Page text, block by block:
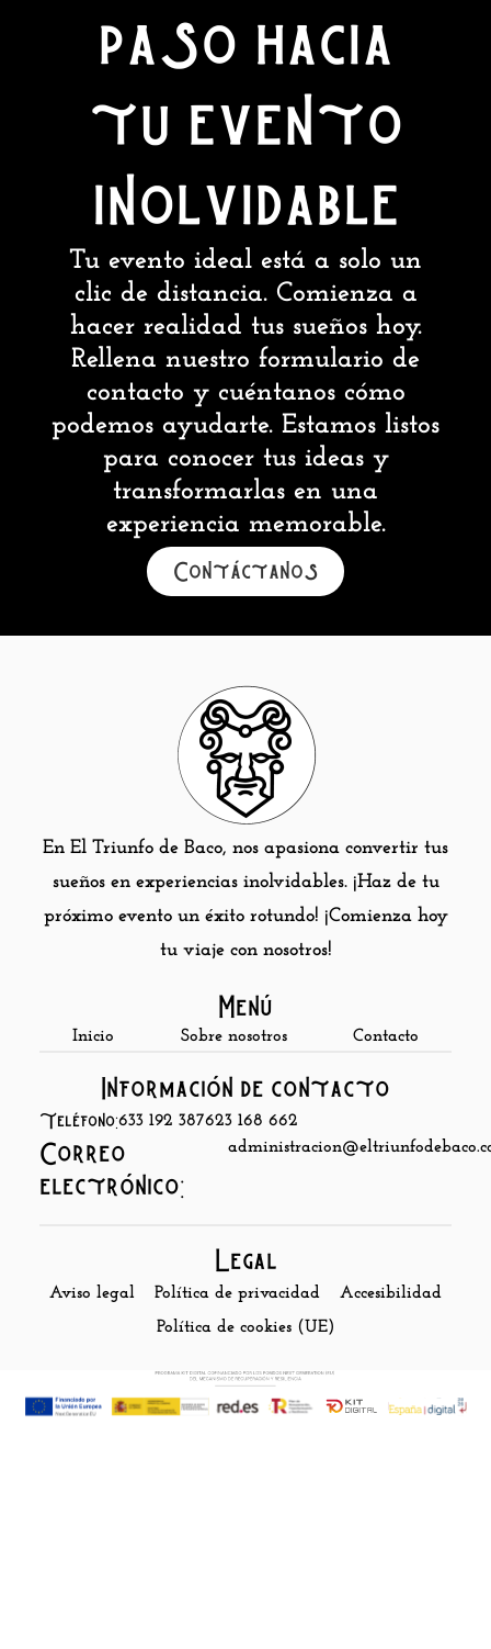
paso hacia
tu evento
inolvidable
Tu evento ideal está a solo un
clic de distancia. Comienza a
hacer realidad tus sueños hoy.
Rellena nuestro formulario de
contacto y cuéntanos cómo
podemos ayudarte. Estamos listos
para conocer tus ideas y
transformarlas en una
experiencia memorable.
Contáctanos
En El Triunfo de Baco, nos apasiona convertir tus
sueños en experiencias inolvidables. ¡Haz de tu
próximo evento un éxito rotundo! ¡Comienza hoy
tu viaje con nosotros!
Menú
Inicio Sobre nosotros Contacto
Información de contacto
Teléfono:633 192 387623 168 662
Correo
electrónico:
Legal
Aviso legal Política de privacidad
Accesibilidad
Política de cookies (UE)